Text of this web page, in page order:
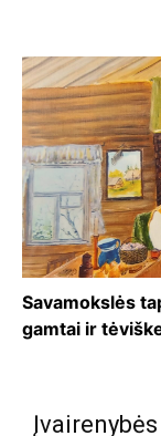
Savamokslės
gamtai ir
Įvairenybės